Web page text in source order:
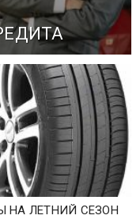
НА ЛЕТНИЙ СЕЗОН